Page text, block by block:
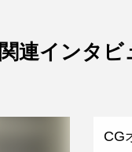
関連インタビ
CG